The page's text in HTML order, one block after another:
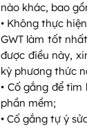
nào khác, bao
• Không thực
GWT làm tốt
được điều này,
kỳ phương thức
• Cố gắng để
phần mềm;
• Cố gắng tự ý